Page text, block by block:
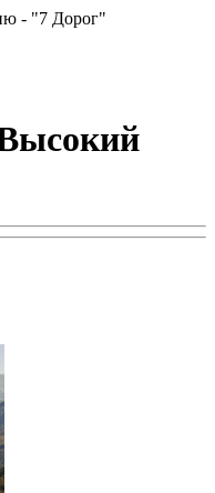
- "7 Дорог"